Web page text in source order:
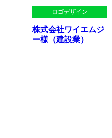
ロゴデザイン
株式会社ワイエムジ
ー様（建設業）